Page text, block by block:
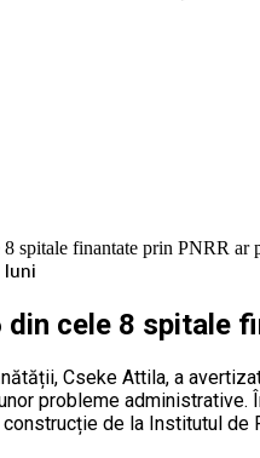
luni
cele 8 spitale
Cseke Attila, a
probleme
de la Institutul de